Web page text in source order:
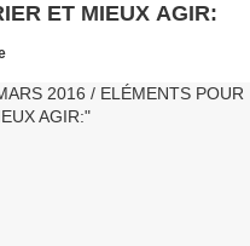
ET MIEUX AGIR: